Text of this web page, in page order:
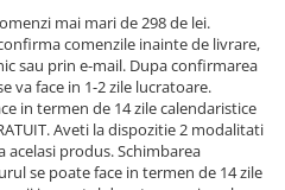
mai mari de 298 de lei.
comenzile inainte de livrare,
sau prin e-mail. Dupa confirmarea
va face in 1-2 zile lucratoare.
in termen de 14 zile calendaristice
Aveti la dispozitie 2 modalitati
acelasi produs. Schimbarea
se poate face in termen de 14 zile